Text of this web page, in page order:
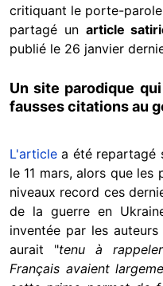
critiquant le porte-
partagé un article
publié le 26 janvier
Un site parodique
fausses citations au
L'article a été repartagé
le 11 mars, alors que
niveaux record ces
de la guerre en
inventée par les
aurait "tenu à
Français avaient